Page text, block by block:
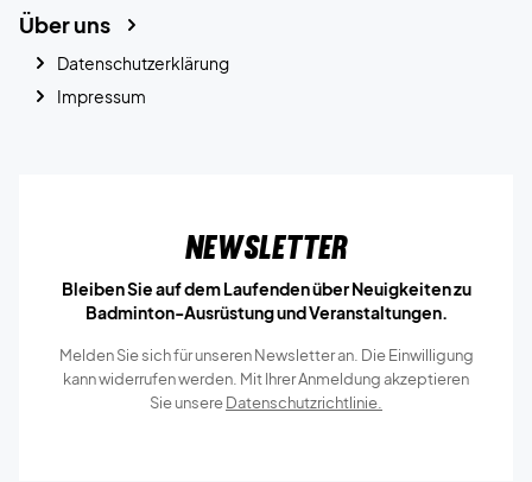
Über uns
Datenschutzerklärung
Impressum
Newsletter
Bleiben Sie auf dem Laufenden über Neuigkeiten zu
Badminton-Ausrüstung und Veranstaltungen.
Melden Sie sich für unseren Newsletter an. Die Einwilligung
kann widerrufen werden. Mit Ihrer Anmeldung akzeptieren
Sie unsereDatenschutzrichtlinie.